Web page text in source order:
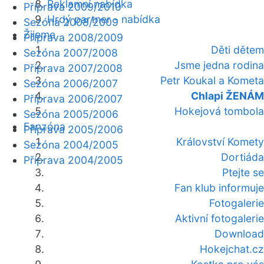
Reklamní nabídka
Hrdý partner - nabídka
Žijeme
Děti dětem
Jsme jedna rodina
Petr Koukal a Kometa
Chlapi ŽENÁM
Hokejová tombola
Fanzóna
Království Komety
Dortiáda
Ptejte se
Fan klub informuje
Fotogalerie
Aktivní fotogalerie
Download
Hokejchat.cz
Příprava 2009/2010
Sezóna 2008/2009
Příprava 2008/2009
Sezóna 2007/2008
Příprava 2007/2008
Sezóna 2006/2007
Příprava 2006/2007
Sezóna 2005/2006
Příprava 2005/2006
Sezóna 2004/2005
Příprava 2004/2005